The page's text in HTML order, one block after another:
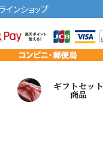
ンショップ
ギフトセット
商品